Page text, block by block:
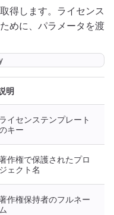
得します。ライセンス
めに、パラメータを渡
明
ライセンステンプレート
キー
作権で保護されたプロ
ジェクト名
作権保持者のフルネー
ム